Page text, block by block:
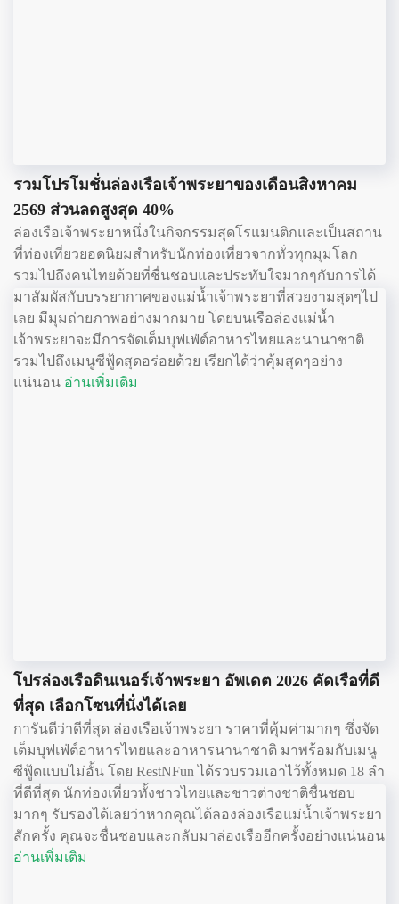
รวมโปรโมชั่นล่องเรือเจ้าพระยาของเดือนสิงหาคม
2569 ส่วนลดสูงสุด 40%
ล่องเรือเจ้าพระยาหนึ่งในกิจกรรมสุดโรแมนติกและเป็นสถาน
ที่ท่องเที่ยวยอดนิยมสำหรับนักท่องเที่ยวจากทั่วทุกมุมโลก
รวมไปถึงคนไทยด้วยที่ชื่นชอบและประทับใจมากๆกับการได้
มาสัมผัสกับบรรยากาศของแม่น้ำเจ้าพระยาที่สวยงามสุดๆไป
เลย มีมุมถ่ายภาพอย่างมากมาย โดยบนเรือล่องแม่น้ำ
เจ้าพระยาจะมีการจัดเต็มบุฟเฟ่ต์อาหารไทยและนานาชาติ
รวมไปถึงเมนูซีฟู้ดสุดอร่อยด้วย เรียกได้ว่าคุ้มสุดๆอย่าง
แน่นอน อ่านเพิ่มเติม
โปรล่องเรือดินเนอร์เจ้าพระยา อัพเดต 2026 คัดเรือที่ดี
ที่สุด เลือกโซนที่นั่งได้เลย
การันตีว่าดีที่สุด ล่องเรือเจ้าพระยา ราคาที่คุ้มค่ามากๆ ซึ่งจัด
เต็มบุฟเฟ่ต์อาหารไทยและอาหารนานาชาติ มาพร้อมกับเมนู
ซีฟู้ดแบบไม่อั้น โดย RestNFun ได้รวบรวมเอาไว้ทั้งหมด 18 ลำ
ที่ดีที่สุด นักท่องเที่ยวทั้งชาวไทยและชาวต่างชาติชื่นชอบ
มากๆ รับรองได้เลยว่าหากคุณได้ลองล่องเรือแม่น้ำเจ้าพระยา
สักครั้ง คุณจะชื่นชอบและกลับมาล่องเรืออีกครั้งอย่างแน่นอน
อ่านเพิ่มเติม